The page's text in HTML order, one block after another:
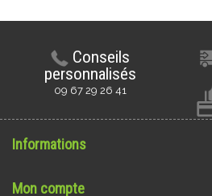
Conseils
personnalisés
09 67 29 26 41
Informations
Mon compte